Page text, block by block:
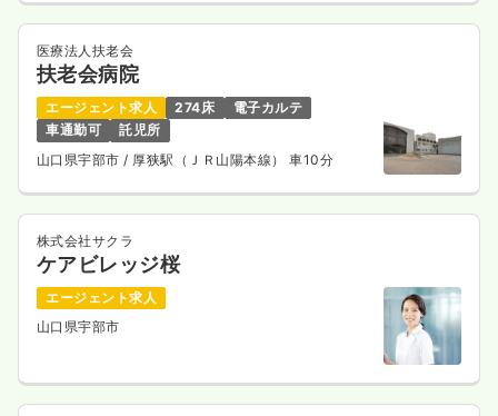
医療法人扶老会
扶老会病院
エージェント求人 274床
電子カルテ
車通勤可
託児所
山口県宇部市 / 厚狭駅（ＪＲ山陽本線） 車10分
株式会社サクラ
ケアビレッジ桜
エージェント求人
山口県宇部市